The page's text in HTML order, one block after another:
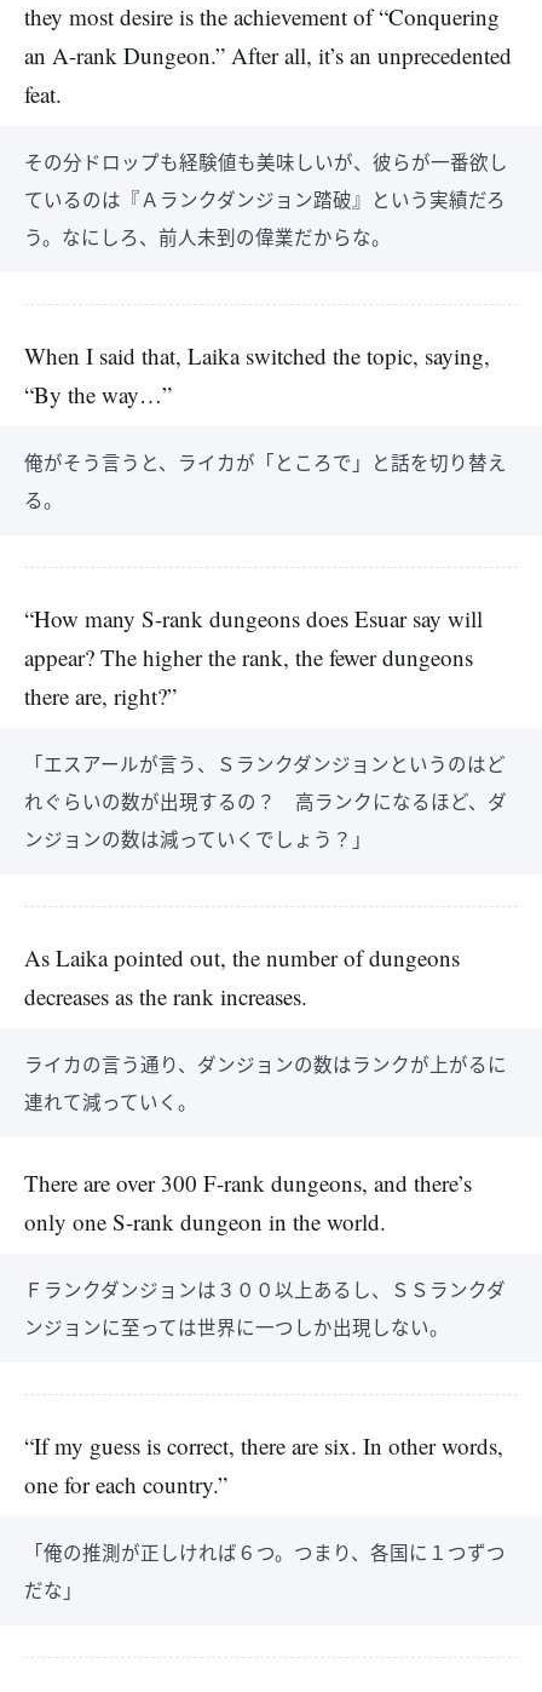
they most desire is the achievement of “Conquering
an A-rank Dungeon.” After all, it’s an unprecedented
feat.
その分ドロップも経験値も美味しいが、彼らが一番欲し
ているのは『Ａランクダンジョン踏破』という実績だろ
う。なにしろ、前人未到の偉業だからな。
When I said that, Laika switched the topic, saying,
“By the way…”
俺がそう言うと、ライカが「ところで」と話を切り替え
る。
“How many S-rank dungeons does Esuar say will
appear? The higher the rank, the fewer dungeons
there are, right?”
「エスアールが言う、Ｓランクダンジョンというのはど
れぐらいの数が出現するの？ 高ランクになるほど、ダ
ンジョンの数は減っていくでしょう？」
As Laika pointed out, the number of dungeons
decreases as the rank increases.
ライカの言う通り、ダンジョンの数はランクが上がるに
連れて減っていく。
There are over 300 F-rank dungeons, and there’s
only one S-rank dungeon in the world.
Ｆランクダンジョンは３００以上あるし、ＳＳランクダ
ンジョンに至っては世界に一つしか出現しない。
“If my guess is correct, there are six. In other words,
one for each country.”
「俺の推測が正しければ６つ。つまり、各国に１つずつ
だな」